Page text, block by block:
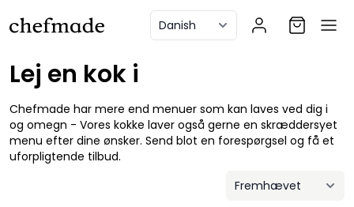
Lej en kok i
Chefmade har mere end menuer som kan laves ved dig i
og omegn - Vores kokke laver også gerne en skræddersyet
menu efter dine ønsker. Send blot en forespørgsel og få et
uforpligtende tilbud.